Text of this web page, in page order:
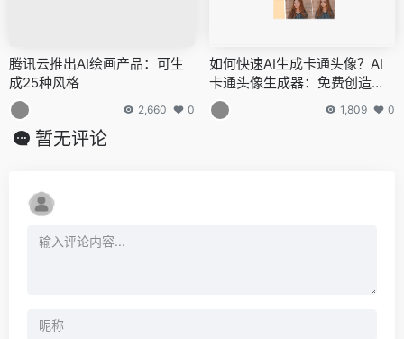
腾讯云推出AI绘画产品：可生
成25种风格
2,660 0
如何快速AI生成卡通头像？AI
卡通头像生成器：免费创造个
性专属形象
1,809 0
暂无评论